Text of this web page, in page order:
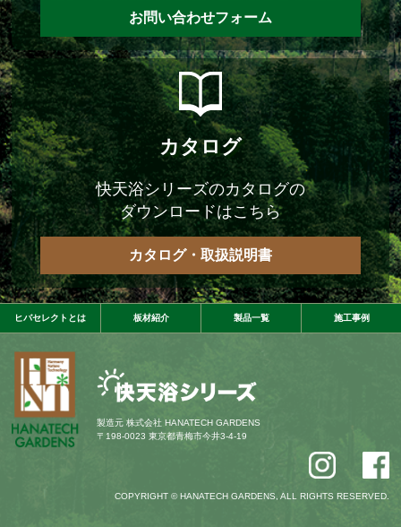
お問い合わせフォーム
カタログ
快天浴シリーズのカタログの
ダウンロードはこちら
カタログ・取扱説明書
ヒバセレクトとは 板材紹介 製品一覧 施工事例
製造元株式会社 HANATECH GARDENS
〒198-0023 東京都青梅市今井3-4-19
COPYRIGHT © HANATECH GARDENS, ALL RIGHTS RESERVED.